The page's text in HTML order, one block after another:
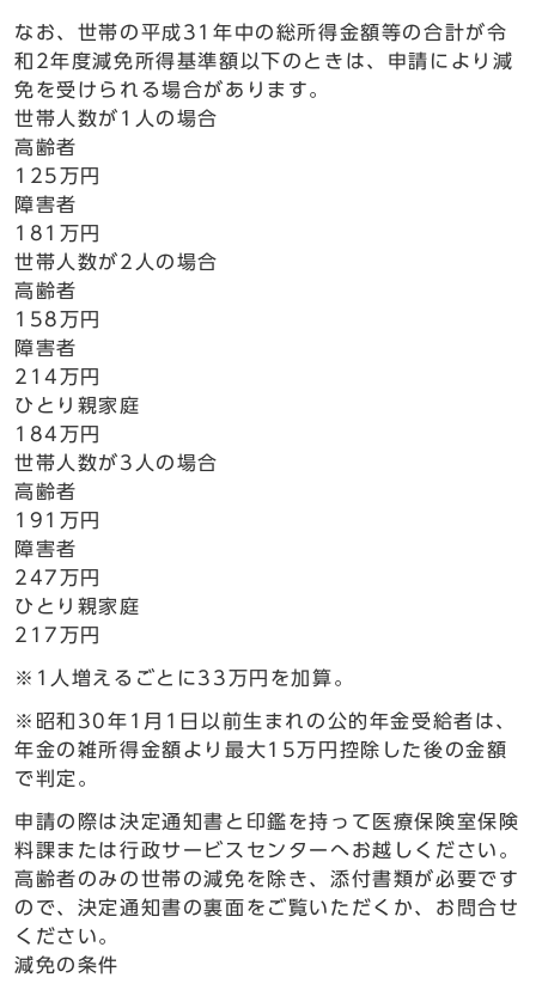
なお、世帯の平成31年中の総所得金額等の合計が令
和2年度減免所得基準額以下のときは、申請により減
免を受けられる場合があります。
世帯人数が1人の場合
高齢者
125万円
障害者
181万円
世帯人数が2人の場合
高齢者
158万円
障害者
214万円
ひとり親家庭
184万円
世帯人数が3人の場合
高齢者
191万円
障害者
247万円
ひとり親家庭
217万円
※1人増えるごとに33万円を加算。
※昭和30年1月1日以前生まれの公的年金受給者は、
年金の雑所得金額より最大15万円控除した後の金額
で判定。
申請の際は決定通知書と印鑑を持って医療保険室保険
料課または行政サービスセンターへお越しください。
高齢者のみの世帯の減免を除き、添付書類が必要です
ので、決定通知書の裏面をご覧いただくか、お問合せ
ください。
減免の条件